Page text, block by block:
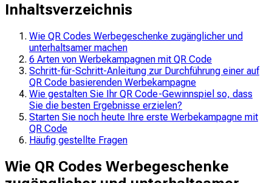
Inhaltsverzeichnis
Wie QR Codes Werbegeschenke zugänglicher und
unterhaltsamer machen
6 Arten von Werbekampagnen mit QR Code
Schritt-für-Schritt-Anleitung zur Durchführung einer auf
QR Code basierenden Werbekampagne
Wie gestalten Sie Ihr QR Code-Gewinnspiel so, dass
Sie die besten Ergebnisse erzielen?
Starten Sie noch heute Ihre erste Werbekampagne mit
QR Code
Häufig gestellte Fragen
Wie QR Codes Werbegeschenke